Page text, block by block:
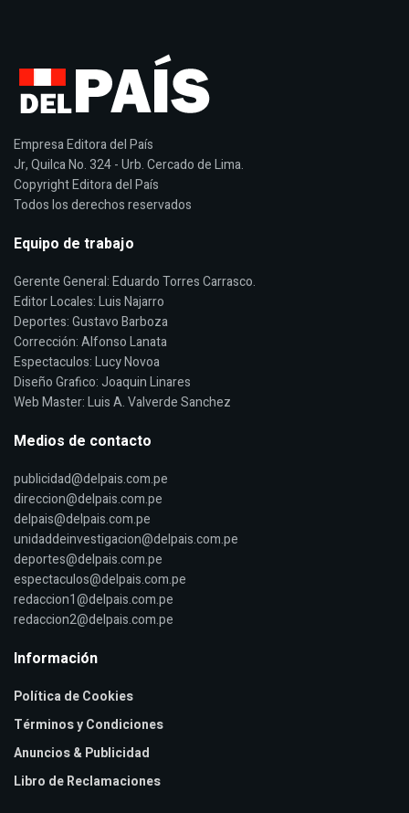
Empresa Editora del País
Jr, Quilca No. 324 - Urb. Cercado de Lima.
Copyright Editora del País
Todos los derechos reservados
Equipo de trabajo
Gerente General: Eduardo Torres Carrasco.
Editor Locales: Luis Najarro
Deportes: Gustavo Barboza
Corrección: Alfonso Lanata
Espectaculos: Lucy Novoa
Diseño Grafico: Joaquin Linares
Web Master: Luis A. Valverde Sanchez
Medios de contacto
publicidad@delpais.com.pe
direccion@delpais.com.pe
delpais@delpais.com.pe
unidaddeinvestigacion@delpais.com.pe
deportes@delpais.com.pe
espectaculos@delpais.com.pe
redaccion1@delpais.com.pe
redaccion2@delpais.com.pe
Información
Política de Cookies
Términos y Condiciones
Anuncios & Publicidad
Libro de Reclamaciones